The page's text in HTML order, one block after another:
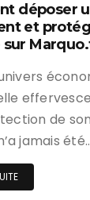
déposer
et
de
jamais